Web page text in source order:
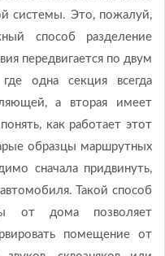
системы. Это, пожалуй,
способ разделение
передвигается по двум
одна секция всегда
а вторая имеет
как работает этот
образцы маршрутных
сначала придвинуть,
Такой способ
от дома позволяет
помещение от